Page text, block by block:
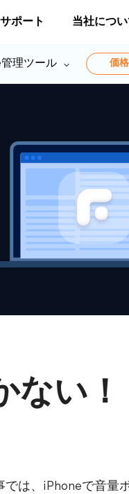
サポート 当社につい
管理ツール 価
ない！
は、iPhoneで音量